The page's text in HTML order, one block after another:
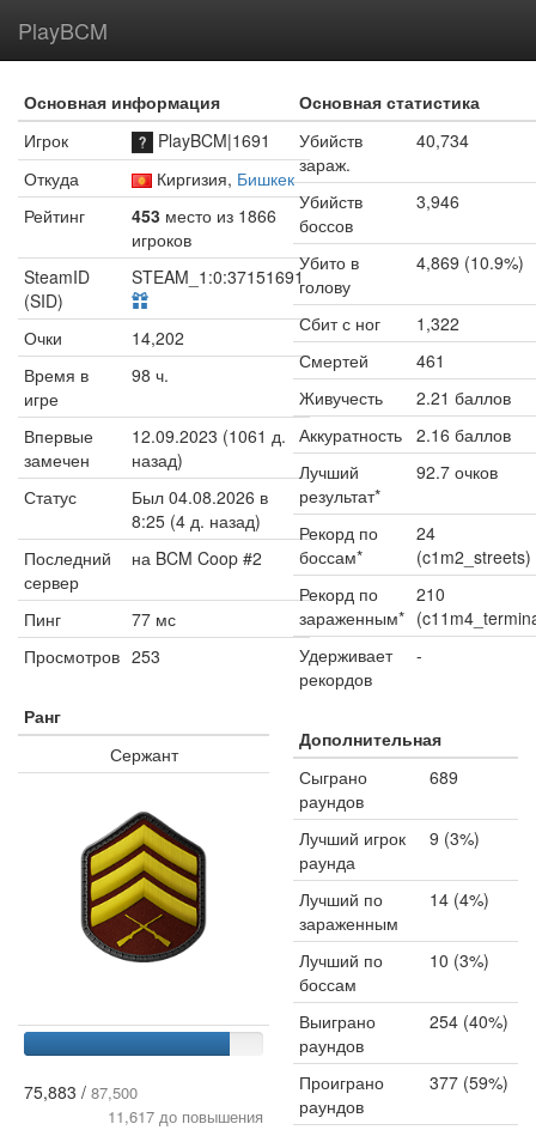
PlayBCM
Основная информация
Игрок
PlayBCM|1691
Откуда
Киргизия, Бишкек
Рейтинг
453 место из 1866
игроков
SteamID
(SID)
STEAM_1:0:37151691
Очки
14,202
Время в
игре
98 ч.
Впервые
замечен
12.09.2023 (1061 д.
назад)
Статус
Был 04.08.2026 в
8:25 (4 д. назад)
Последний
сервер
на BCM Coop #2
Пинг
77 мс
Просмотров 253
Ранг
Сержант
75,883 / 87,500
11,617 до повышения
Основная статистика
Убийств
зараж.
40,734
Убийств
боссов
3,946
Убито в
голову
4,869 (10.9%)
Сбит с ног
1,322
Смертей
461
Живучесть
2.21 баллов
Аккуратность
2.16 баллов
Лучший
результат*
92.7 очков
Рекорд по
боссам*
24
(c1m2_streets)
Рекорд по
зараженным*
210
Удерживает
рекордов
-
Дополнительная
Сыграно
раундов
689
Лучший игрок
раунда
9 (3%)
Лучший по
зараженным
14 (4%)
Лучший по
боссам
10 (3%)
Выиграно
раундов
254 (40%)
Проиграно
раундов
377 (59%)